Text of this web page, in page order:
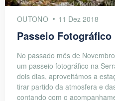
OUTONO 11 Dez 2018
Passeio
No passado mês de
um passeio fotográfico na
dois dias, aproveitámos a
tirar partido da atmosfera e
contando com o